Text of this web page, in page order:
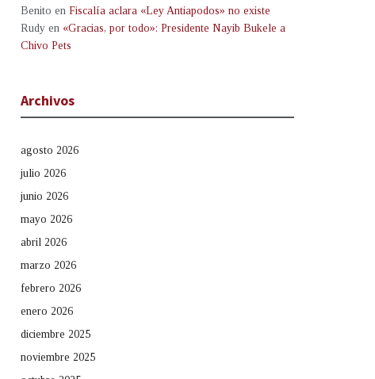
Benito en Fiscalía aclara «Ley Antiapodos» no existe
Rudy en «Gracias, por todo»: Presidente Nayib Bukele a
Chivo Pets
Archivos
agosto 2026
julio 2026
junio 2026
mayo 2026
abril 2026
marzo 2026
febrero 2026
enero 2026
diciembre 2025
noviembre 2025